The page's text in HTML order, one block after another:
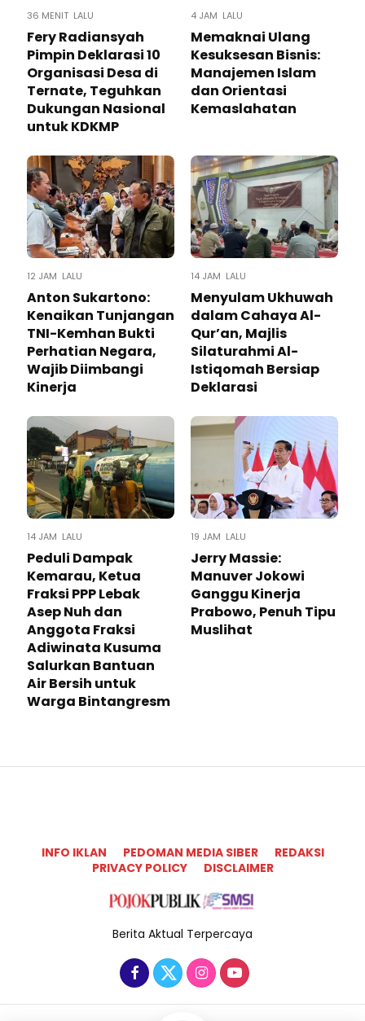
36 MENIT LALU
Fery Radiansyah
Pimpin Deklarasi 10
Organisasi Desa di
Ternate, Teguhkan
Dukungan Nasional
untuk KDKMP
4 JAM LALU
Memaknai Ulang
Kesuksesan Bisnis:
Manajemen Islam
dan Orientasi
Kemaslahatan
12 JAM LALU
Anton Sukartono:
Kenaikan Tunjangan
TNI-Kemhan Bukti
Perhatian Negara,
Wajib Diimbangi
Kinerja
14 JAM LALU
Menyulam Ukhuwah
dalam Cahaya Al-
Qur’an, Majlis
Silaturahmi Al-
Istiqomah Bersiap
Deklarasi
14 JAM LALU
Peduli Dampak
Kemarau, Ketua
Fraksi PPP Lebak
Asep Nuh dan
Anggota Fraksi
Adiwinata Kusuma
Salurkan Bantuan
Air Bersih untuk
Warga Bintangresm
19 JAM LALU
Jerry Massie:
Manuver Jokowi
Ganggu Kinerja
Prabowo, Penuh Tipu
Muslihat
INFO IKLAN PEDOMAN MEDIA SIBER
REDAKSI
PRIVACY POLICY
DISCLAIMER
Berita Aktual Terpercaya